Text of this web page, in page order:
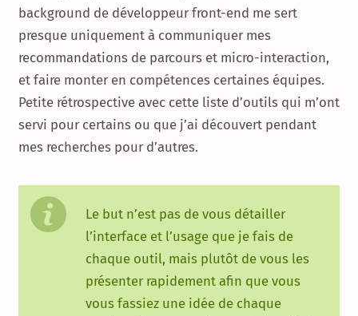
background de développeur front-end me sert
presque uniquement à communiquer mes
recommandations de parcours et micro-interaction,
et faire monter en compétences certaines équipes.
Petite rétrospective avec cette liste d’outils qui m’ont
servi pour certains ou que j’ai découvert pendant
mes recherches pour d’autres.
Le but n’est pas de vous détailler
l’interface et l’usage que je fais de
chaque outil, mais plutôt de vous les
présenter rapidement afin que vous
vous fassiez une idée de chaque